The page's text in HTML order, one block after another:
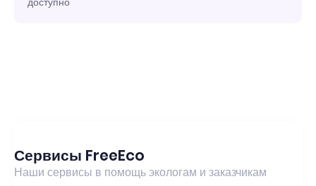
Сервисы FreeEco
Наши сервисы в помощь экологам и заказчикам